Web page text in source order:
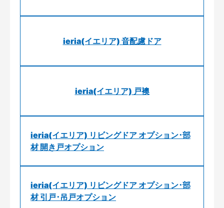
ieria(イエリア) 音配慮ドア
ieria(イエリア) 戸襖
ieria(イエリア) リビングドア オプション･部
材 開き戸オプション
ieria(イエリア) リビングドア オプション･部
材 引戸･吊戸オプション